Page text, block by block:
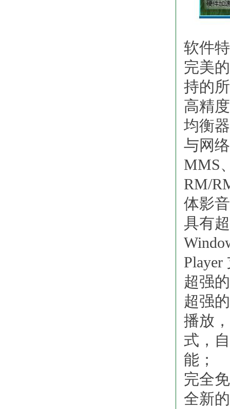
软件
完美
持的
高精
均衡
与网
MMS
RM/
体影
具有
超强
超强
播放
式，
能；
完全
全新